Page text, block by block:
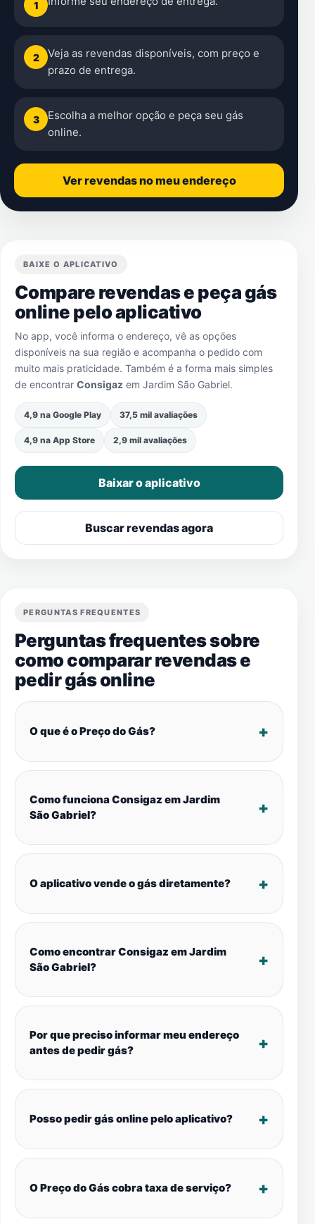
1
2
Veja as revendas disponíveis, com preço e
prazo de entrega.
3
Escolha a melhor opção e peça seu gás
online.
Ver revendas no meu endereço
BAIXE O APLICATIVO
Compare revendas e peça gás
online pelo aplicativo
No app, você informa o endereço, vê as opções
disponíveis na sua região e acompanha o pedido com
muito mais praticidade. Também é a forma mais simples
de encontrar Consigaz em Jardim São Gabriel.
4,9 na Google Play 37,5 mil avaliações
4,9 na App Store 2,9 mil avaliações
Baixar o aplicativo
Buscar revendas agora
PERGUNTAS FREQUENTES
Perguntas frequentes sobre
como comparar revendas e
pedir gás online
O que é o Preço do Gás?
Como funciona Consigaz em Jardim
São Gabriel?
O aplicativo vende o gás diretamente?
Como encontrar Consigaz em Jardim
São Gabriel?
Por que preciso informar meu endereço
antes de pedir gás?
Posso pedir gás online pelo aplicativo?
O Preço do Gás cobra taxa de serviço?